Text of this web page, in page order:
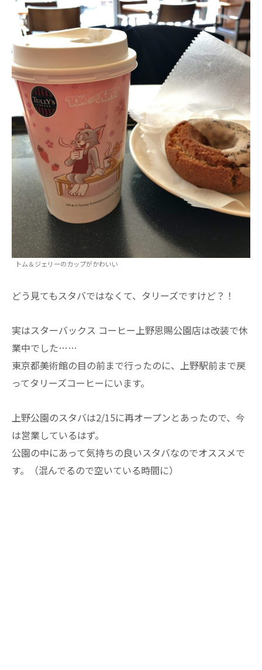
トム＆ジェリーのカップがかわいい
どう見てもスタバではなくて、タリーズですけど？！
実はスターバックス コーヒー上野恩賜公園店は改装で休
業中でした……
東京都美術館の目の前まで行ったのに、上野駅前まで戻
ってタリーズコーヒーにいます。
上野公園のスタバは2/15に再オープンとあったので、今
は営業しているはず。
公園の中にあって気持ちの良いスタバなのでオススメで
す。（混んでるので空いている時間に）